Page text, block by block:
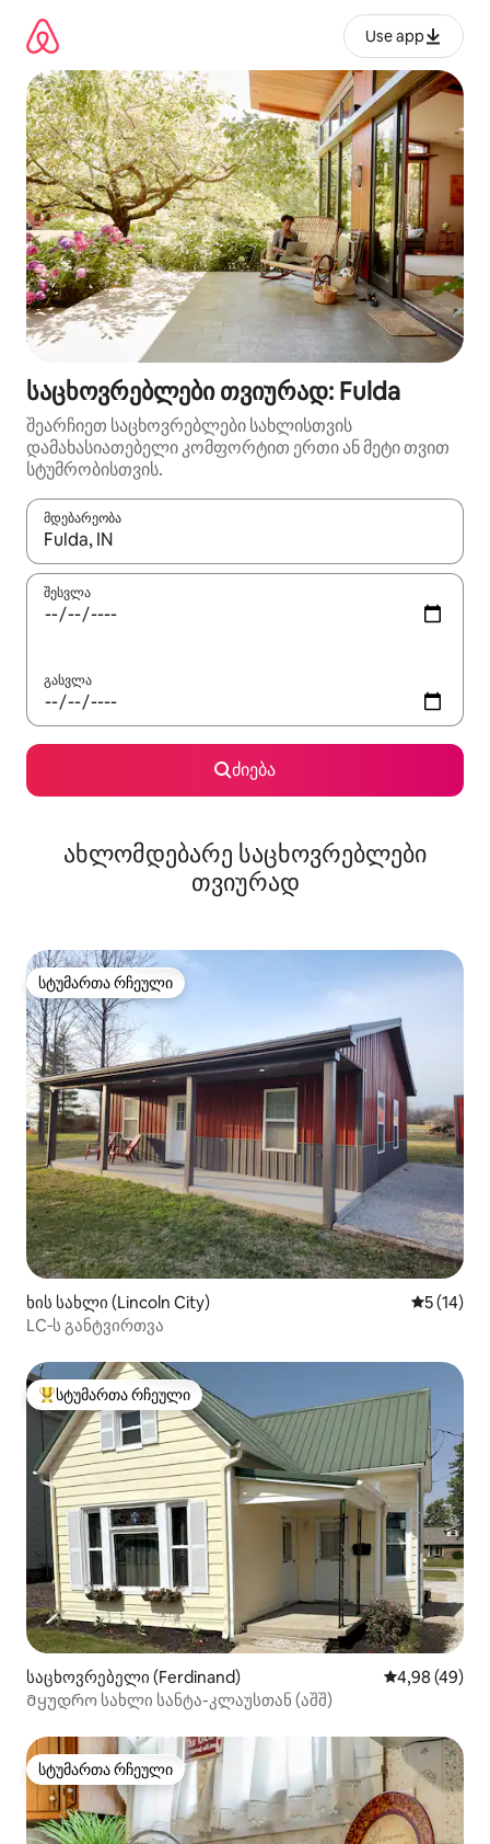
გადასვლა
Use app
საცხოვრებლები თვიურად: Fulda
შეარჩიეთ საცხოვრებლები სახლისთვის
დამახასიათებელი კომფორტით ერთი ან მეტი თვით
სტუმრობისთვის.
მდებარეობა
როცა შედეგები ხელმისაწვდომი გახდება, ნავიგაციისთვის
შესვლა
გასვლა
ძიება
ახლომდებარე საცხოვრებლები
თვიურად
სტუმართა რჩეული
სტუმართა რჩეული
ხის სახლი (Lincoln City) საშუალო
5 (14)
LC‑ს განტვირთვა
სტუმართა რჩეული მოწინავე ვარიანტი
სტუმართა რჩეული
საცხოვრებელი (Ferdinand) საშუალო
4,98 (49)
Მყუდრო სახლი სანტა-კლაუსთან (აშშ)
სტუმართა რჩეული
სტუმართა რჩეული